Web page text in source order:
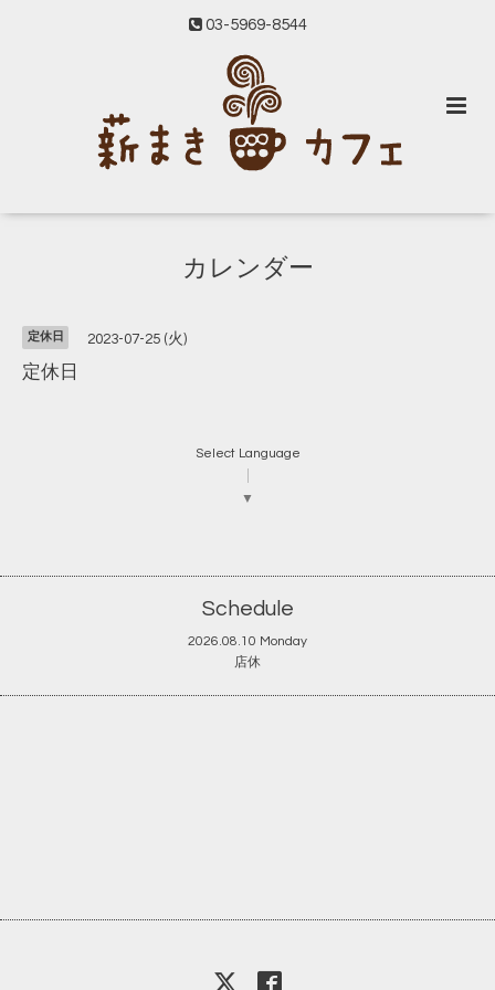
03-5969-8544
カレンダー
定休日 2023-07-25 (火)
定休日
Select Language
▼
Schedule
2026.08.10 Monday
店休